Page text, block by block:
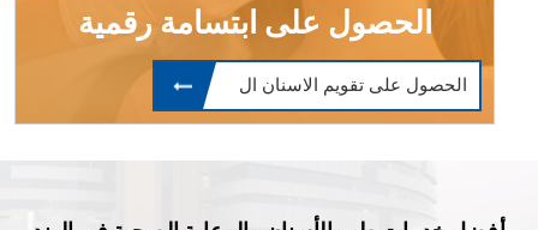
الحصول على ابتسامة رقمية
الحصول على تقويم الاسنان ال